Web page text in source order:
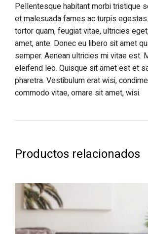
Pellentesque habitant morbi tristique
et malesuada fames ac turpis
tortor quam, feugiat vitae, ultricies
amet, ante. Donec eu libero sit amet
semper. Aenean ultricies mi vitae est.
eleifend leo. Quisque sit amet est et
pharetra. Vestibulum erat wisi,
commodo vitae, ornare sit amet, wisi.
Productos relacionados